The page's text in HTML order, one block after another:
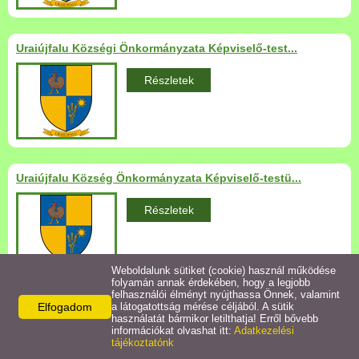
Települési Arculati
Kézikönyv
Hírek
Bezerédj Amália Óvoda
Önkormányzati konyha
Egyéb intézmények
Egyéb szolgáltatások
Egészségügyi ellátás
Uraiújfalu Sportegyesület
Uraiújfalu Községi Önkormányzata Képviselő-test...
Részletek
Uraiújfalu Község Önkormányzata Képviselő-testü...
Részletek
Uraiújfalu Község Önkormányzata Képviselő-testü...
Részletek
Elfogadom
Weboldalunk sütiket (cookie) használ működése
folyamán annak érdekében, hogy a legjobb
felhasználói élményt nyújthassa Önnek, valamint
a látogatottság mérése céljából. A sütik
használatát bármikor letilthatja! Erről bővebb
információkat olvashat itt: Adatkezelési
tájékoztatónk